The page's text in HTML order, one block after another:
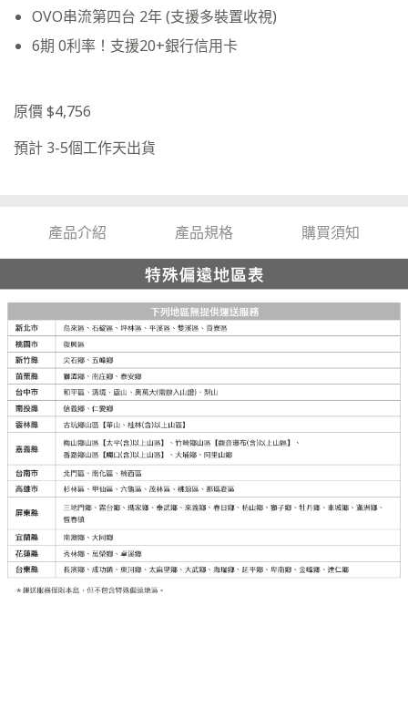
OVO串流第四台 2年 (支援多裝置收視)
6期 0利率！支援20+銀行信用卡
原價 $4,756
預計 3-5個工作天出貨
產品介紹 產品規格 購買須知